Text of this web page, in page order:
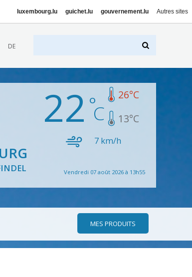
luxembourg.lu guichet.lu gouvernement.lu Autres sites
DE
22 26°C
13°C
7 km/h
Vendredi 07 août 2026 à 13h55
MES PRODUITS